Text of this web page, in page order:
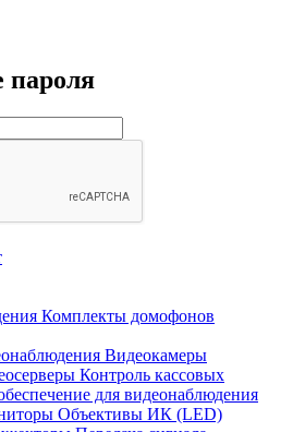
пароля
Комплекты домофонов
Видеокамеры
Контроль кассовых
для видеонаблюдения
Объективы ИК (LED)